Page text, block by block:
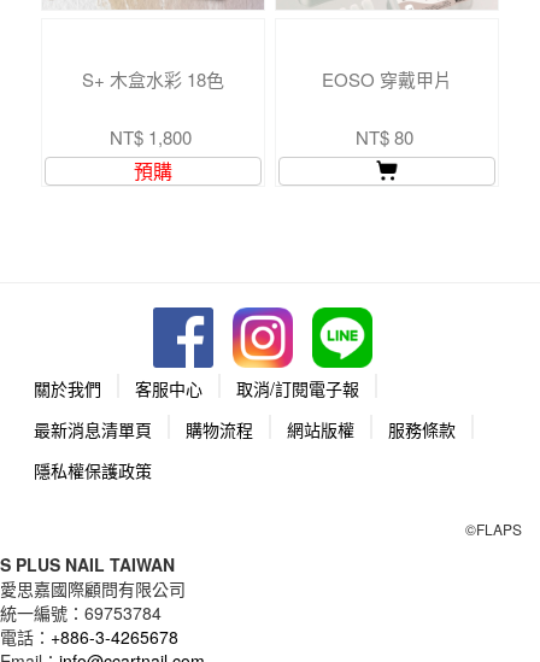
S+ 木盒水彩 18色
NT$ 1,800
預購
EOSO 穿戴甲片
NT$ 80
關於我們 客服中心
取消/訂閱電子報
最新消息清單頁
購物流程 網站版權
服務條款
隱私權保護政策
©FLAPS
S PLUS NAIL TAIWAN
愛思嘉國際顧問有限公司
統一編號： 69753784
電話： +886-3-4265678